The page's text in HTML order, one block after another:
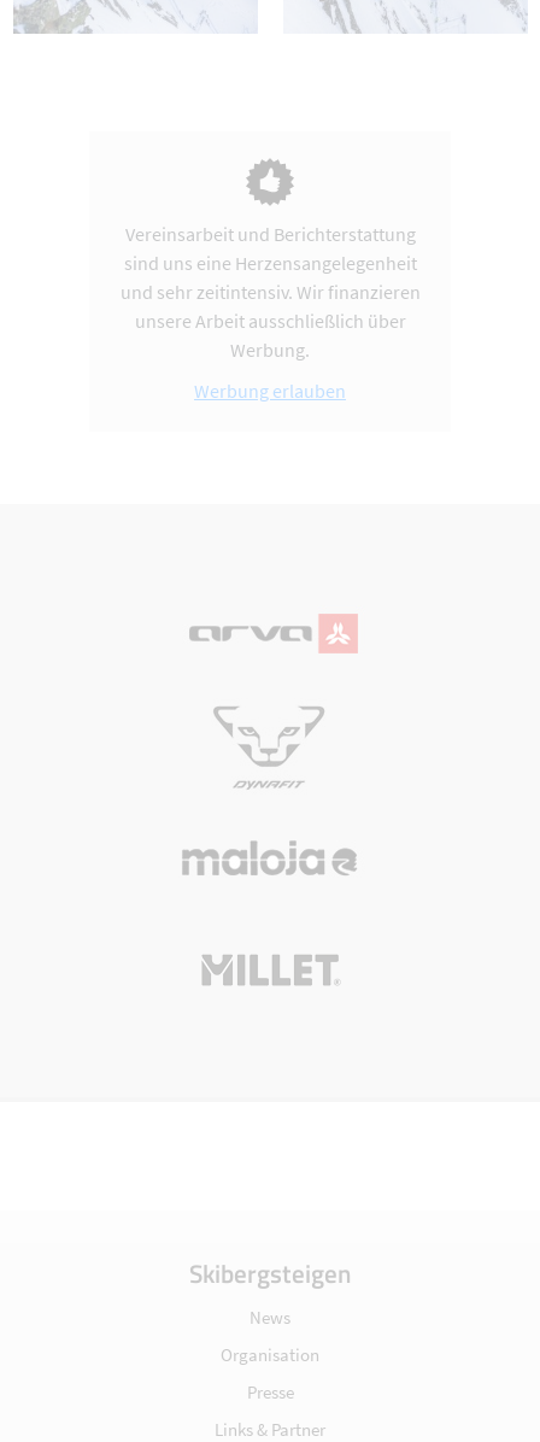
Vereinsarbeit und Berichterstattung
sind uns eine Herzensangelegenheit
und sehr zeitintensiv. Wir finanzieren
unsere Arbeit ausschließlich über
Werbung.
Werbung erlauben
Skibergsteigen
News
Organisation
Presse
Links & Partner